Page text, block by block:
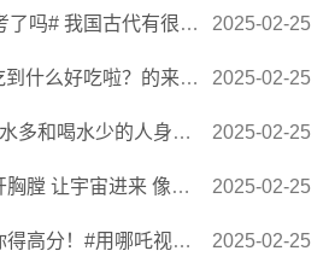
，比如诗句“黄河远上白云间，一片孤城万仞山... 2025-02-25
啦？的来分享吧 摄影｜裴杰 2025-02-25
每天8杯水到底是多大的杯子# 饮水习惯从某种... 2025-02-25
瀑布一样 加夫列拉·米斯特拉尔｜黎明 2025-02-25
分#[哪吒开心]】今天起#2025考研初试成绩陆... 2025-02-25